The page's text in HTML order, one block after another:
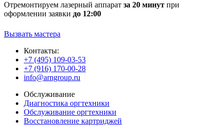
Отремонтируем лазерный аппарат за 20 минут при
оформлении заявки до 12:00
Вызвать мастера
Контакты:
+7 (495) 109-03-53
+7 (916) 170-00-28
info@arngroup.ru
Обслуживание
Диагностика оргтехники
Обслуживание оргтехники
Восстановление картриджей